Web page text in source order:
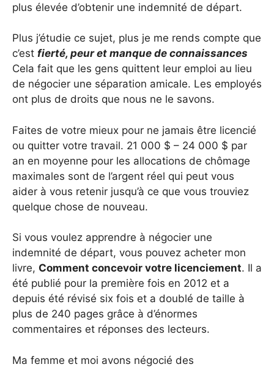
plus élevée d’obtenir une indemnité de départ.
Plus j’étudie ce sujet, plus je me rends compte que
c’est fierté, peur et manque de connaissances
Cela fait que les gens quittent leur emploi au lieu
de négocier une séparation amicale. Les employés
ont plus de droits que nous ne le savons.
Faites de votre mieux pour ne jamais être licencié
ou quitter votre travail. 21 000 $ – 24 000 $ par
an en moyenne pour les allocations de chômage
maximales sont de l’argent réel qui peut vous
aider à vous retenir jusqu’à ce que vous trouviez
quelque chose de nouveau.
Si vous voulez apprendre à négocier une
indemnité de départ, vous pouvez acheter mon
livre, Comment concevoir votre licenciement. Il a
été publié pour la première fois en 2012 et a
depuis été révisé six fois et a doublé de taille à
plus de 240 pages grâce à d’énormes
commentaires et réponses des lecteurs.
Ma femme et moi avons négocié des